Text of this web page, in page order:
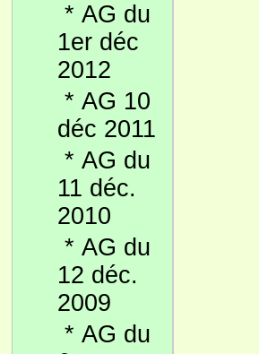
* AG du
1er déc
2012
* AG 10
déc 2011
* AG du
11 déc.
2010
* AG du
12 déc.
2009
* AG du